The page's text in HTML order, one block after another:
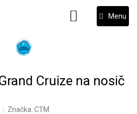
NÁKUPNÍ
KOŠÍK
Cruize na nosič
Značka:CTM